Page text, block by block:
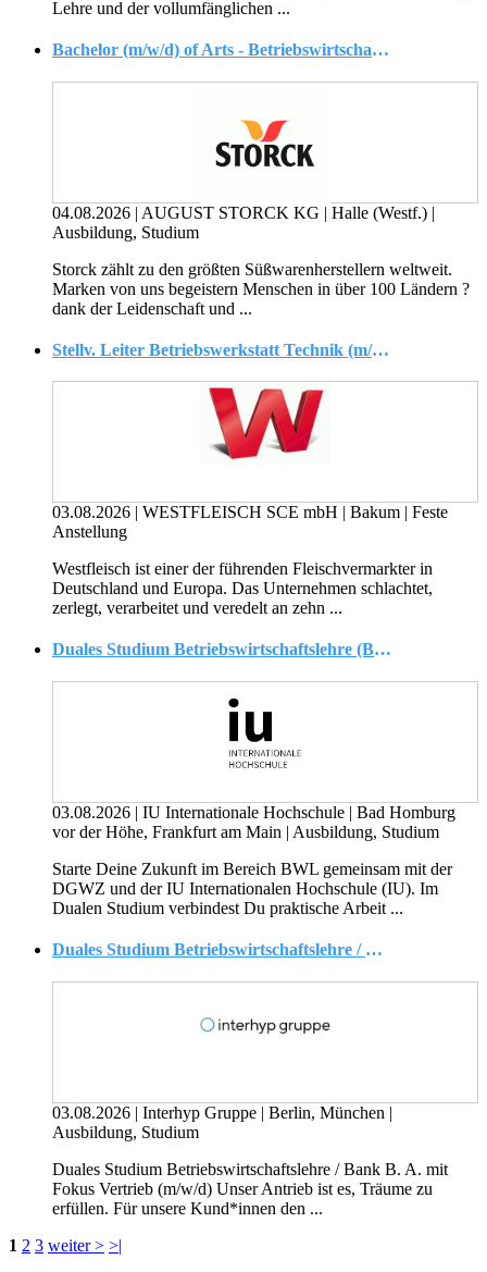
Lehre und der vollumfänglichen ...
Bachelor (m/w/d) of Arts - Betriebswirtschaft und nachhaltiges Management
04.08.2026 | AUGUST STORCK KG | Halle (Westf.) |
Ausbildung, Studium
Storck zählt zu den größten Süßwarenherstellern weltweit.
Marken von uns begeistern Menschen in über 100 Ländern ?
dank der Leidenschaft und ...
Stellv. Leiter Betriebswerkstatt Technik (m/w/d)
03.08.2026 | WESTFLEISCH SCE mbH | Bakum | Feste
Anstellung
Westfleisch ist einer der führenden Fleischvermarkter in
Deutschland und Europa. Das Unternehmen schlachtet,
zerlegt, verarbeitet und veredelt an zehn ...
Duales Studium Betriebswirtschaftslehre (B.A.) - Deutsche Gesellschaft für wirtschaftliche Zusammenarbeit mbH (DGWZ)
03.08.2026 | IU Internationale Hochschule | Bad Homburg
vor der Höhe, Frankfurt am Main | Ausbildung, Studium
Starte Deine Zukunft im Bereich BWL gemeinsam mit der
DGWZ und der IU Internationalen Hochschule (IU). Im
Dualen Studium verbindest Du praktische Arbeit ...
Duales Studium Betriebswirtschaftslehre / Bank B. A. mit Fokus Vertrieb (m/w/d)
03.08.2026 | Interhyp Gruppe | Berlin, München |
Ausbildung, Studium
Duales Studium Betriebswirtschaftslehre / Bank B. A. mit
Fokus Vertrieb (m/w/d) Unser Antrieb ist es, Träume zu
erfüllen. Für unsere Kund*innen den ...
1 2 3 weiter > >|